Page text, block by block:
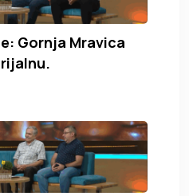
Gornja Mravica